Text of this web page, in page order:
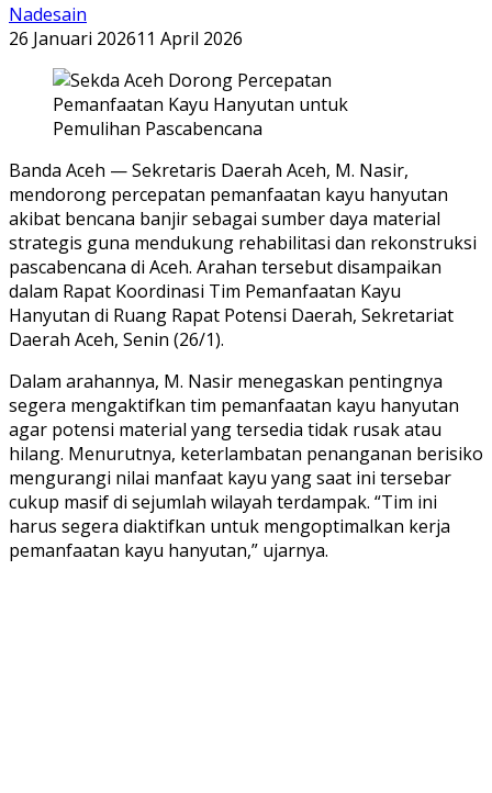
Nadesain
26 Januari 202611 April 2026
Banda Aceh — Sekretaris Daerah Aceh, M. Nasir,
mendorong percepatan pemanfaatan kayu hanyutan
akibat bencana banjir sebagai sumber daya material
strategis guna mendukung rehabilitasi dan rekonstruksi
pascabencana di Aceh. Arahan tersebut disampaikan
dalam Rapat Koordinasi Tim Pemanfaatan Kayu
Hanyutan di Ruang Rapat Potensi Daerah, Sekretariat
Daerah Aceh, Senin (26/1).
Dalam arahannya, M. Nasir menegaskan pentingnya
segera mengaktifkan tim pemanfaatan kayu hanyutan
agar potensi material yang tersedia tidak rusak atau
hilang. Menurutnya, keterlambatan penanganan berisiko
mengurangi nilai manfaat kayu yang saat ini tersebar
cukup masif di sejumlah wilayah terdampak. “Tim ini
harus segera diaktifkan untuk mengoptimalkan kerja
pemanfaatan kayu hanyutan,” ujarnya.